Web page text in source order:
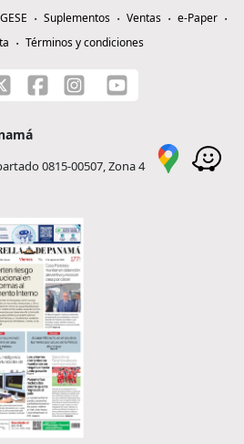
Suplementos Ventas
e-Paper
Términos y condiciones
0815-00507, Zona 4